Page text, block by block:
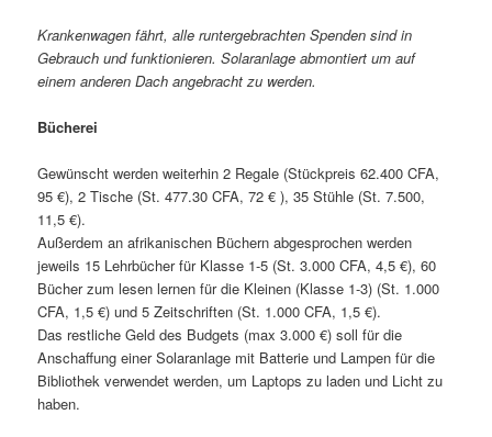
Krankenwagen fährt, alle runtergebrachten Spenden sind in
Gebrauch und funktionieren. Solaranlage abmontiert um auf
einem anderen Dach angebracht zu werden.
Bücherei
Gewünscht werden weiterhin 2 Regale (Stückpreis 62.400 CFA,
95 €), 2 Tische (St. 477.30 CFA, 72 € ), 35 Stühle (St. 7.500,
11,5 €).
Außerdem an afrikanischen Büchern abgesprochen werden
jeweils 15 Lehrbücher für Klasse 1-5 (St. 3.000 CFA, 4,5 €), 60
Bücher zum lesen lernen für die Kleinen (Klasse 1-3) (St. 1.000
CFA, 1,5 €) und 5 Zeitschriften (St. 1.000 CFA, 1,5 €).
Das restliche Geld des Budgets (max 3.000 €) soll für die
Anschaffung einer Solaranlage mit Batterie und Lampen für die
Bibliothek verwendet werden, um Laptops zu laden und Licht zu
haben.